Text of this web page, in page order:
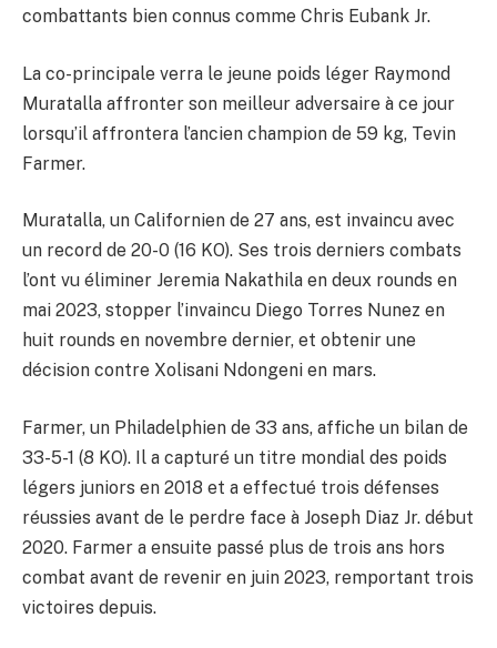
combattants bien connus comme Chris Eubank Jr.
La co-principale verra le jeune poids léger Raymond
Muratalla affronter son meilleur adversaire à ce jour
lorsqu’il affrontera l’ancien champion de 59 kg, Tevin
Farmer.
Muratalla, un Californien de 27 ans, est invaincu avec
un record de 20-0 (16 KO). Ses trois derniers combats
l’ont vu éliminer Jeremia Nakathila en deux rounds en
mai 2023, stopper l’invaincu Diego Torres Nunez en
huit rounds en novembre dernier, et obtenir une
décision contre Xolisani Ndongeni en mars.
Farmer, un Philadelphien de 33 ans, affiche un bilan de
33-5-1 (8 KO). Il a capturé un titre mondial des poids
légers juniors en 2018 et a effectué trois défenses
réussies avant de le perdre face à Joseph Diaz Jr. début
2020. Farmer a ensuite passé plus de trois ans hors
combat avant de revenir en juin 2023, remportant trois
victoires depuis.